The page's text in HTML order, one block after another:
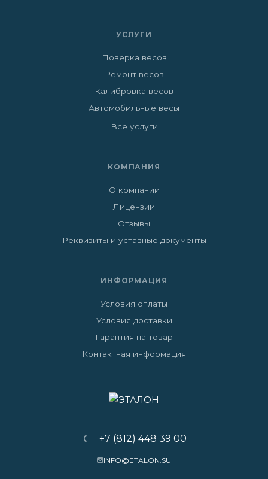
УСЛУГИ
Поверка весов
Ремонт весов
Калибровка весов
Автомобильные весы
Все услуги
КОМПАНИЯ
О компании
Лицензии
Отзывы
Реквизиты и уставные документы
ИНФОРМАЦИЯ
Условия оплаты
Условия доставки
Гарантия на товар
Контактная информация
+7 (812) 448 39 00
INFO@ETALON.SU